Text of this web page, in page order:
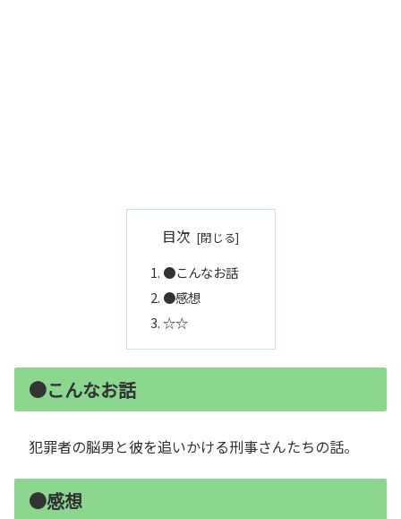
目次
●こんなお話
●感想
☆☆
●こんなお話
犯罪者の脳男と彼を追いかける刑事さんたちの話。
●感想